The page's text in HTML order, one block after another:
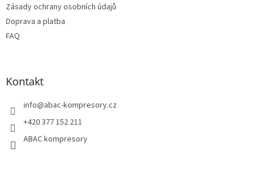
Zásady ochrany osobních údajů
Doprava a platba
FAQ
Kontakt
info@abac-kompresory.cz
+420 377 152 211
ABAC kompresory